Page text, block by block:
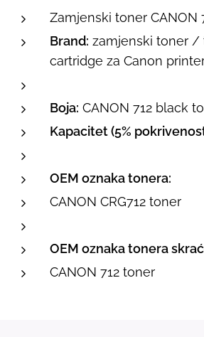
Zamjenski toner CANON
Brand: zamjenski toner
cartridge za Canon
Boja: CANON 712 black
Kapacitet (5%
OEM oznaka tonera:
CANON CRG712 toner
OEM oznaka tonera
CANON 712 toner